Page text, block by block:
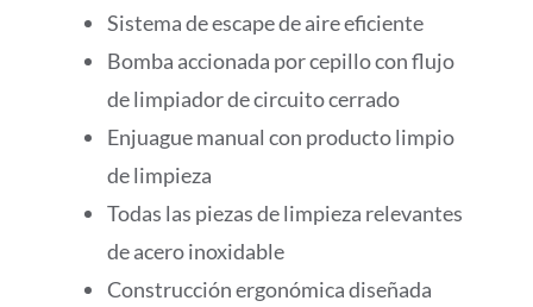
Sistema de escape de aire eficiente
Bomba accionada por cepillo con flujo
de limpiador de circuito cerrado
Enjuague manual con producto limpio
de limpieza
Todas las piezas de limpieza relevantes
de acero inoxidable
Construcción ergonómica diseñada